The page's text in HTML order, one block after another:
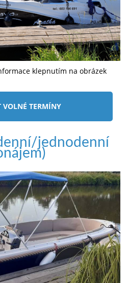
klepnutím na obrázek
VOLNÉ TERMÍNY
jednodenní